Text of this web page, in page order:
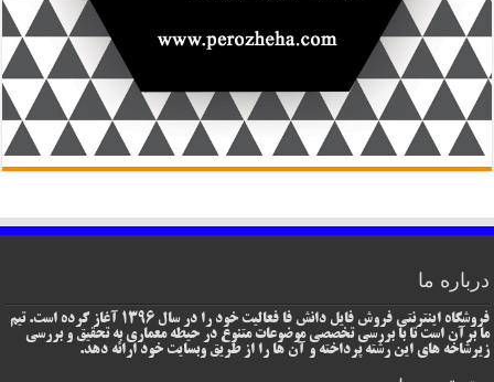
درباره ما
فروشگاه اینترنتی فروش فایل دانش فا فعالیت خود را در سال 1396 آغاز کرده است. تیم
ما برآن است تا با بررسی تخصصی موضوعات متنوع در حیطه معماری به تحقیق و بررسی
زیرشاخه های این رشته پرداخته و آن ها را از طریق وبسایت خود ارائه دهد.